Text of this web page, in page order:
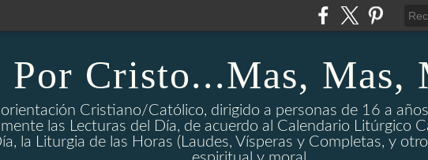
Por Cristo...Mas, Mas,
Cristiano/Católico, dirigido a personas de 16 a
las Lecturas del Día, de acuerdo al Calendario Litúrgico
la Liturgia de las Horas (Laudes, Vísperas y Completas, y